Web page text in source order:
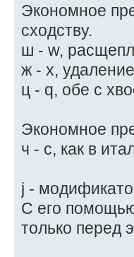
Экономное
сходству.
ш - w,
ж - x,
ц - q, обе с
Экономное
ч - c, как в
j -
С его
только перед